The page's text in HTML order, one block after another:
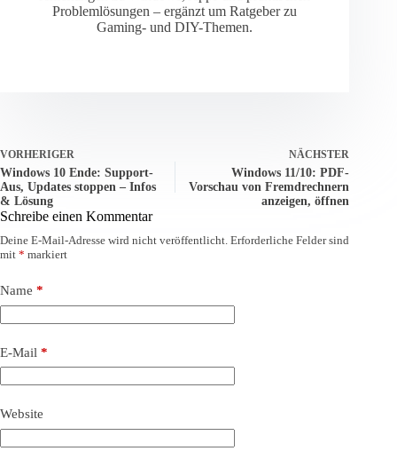
Problemlösungen – ergänzt um Ratgeber zu
Gaming- und DIY-Themen.
VORHERIGER
Windows 10 Ende: Support-
Aus, Updates stoppen – Infos
& Lösung
NÄCHSTER
Windows 11/10: PDF-
Vorschau von Fremdrechnern
anzeigen, öffnen
Schreibe einen Kommentar
Deine E-Mail-Adresse wird nicht veröffentlicht. Erforderliche Felder sind
mit * markiert
Name *
E-Mail *
Website